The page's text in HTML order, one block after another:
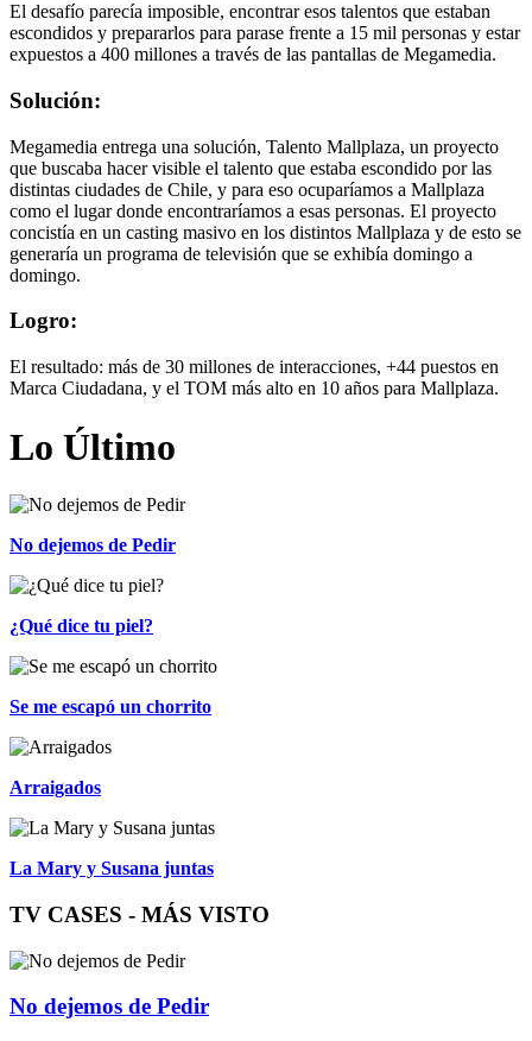
El desafío parecía imposible, encontrar esos talentos que estaban
escondidos y prepararlos para parase frente a 15 mil personas y estar
expuestos a 400 millones a través de las pantallas de Megamedia.
Solución:
Megamedia entrega una solución, Talento Mallplaza, un proyecto
que buscaba hacer visible el talento que estaba escondido por las
distintas ciudades de Chile, y para eso ocuparíamos a Mallplaza
como el lugar donde encontraríamos a esas personas. El proyecto
concistía en un casting masivo en los distintos Mallplaza y de esto se
generaría un programa de televisión que se exhibía domingo a
domingo.
Logro:
El resultado: más de 30 millones de interacciones, +44 puestos en
Marca Ciudadana, y el TOM más alto en 10 años para Mallplaza.
Lo Último
No dejemos de Pedir
¿Qué dice tu piel?
Se me escapó un chorrito
Arraigados
La Mary y Susana juntas
TV CASES - MÁS VISTO
No dejemos de Pedir